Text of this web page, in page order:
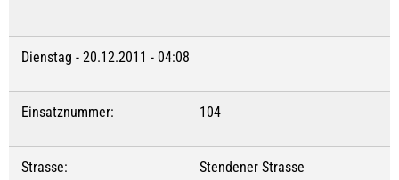
Dienstag - 20.12.2011 - 04:08
Einsatznummer: 104
Strasse: Stendener Strasse